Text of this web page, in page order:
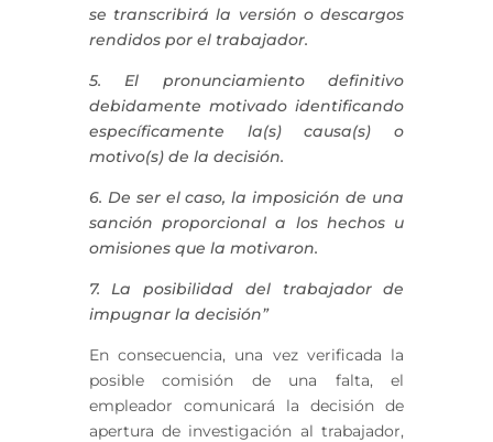
se transcribirá la versión o descargos
rendidos por el trabajador.
5. El pronunciamiento definitivo
debidamente motivado identificando
específicamente la(s) causa(s) o
motivo(s) de la decisión.
6. De ser el caso, la imposición de una
sanción proporcional a los hechos u
omisiones que la motivaron.
7. La posibilidad del trabajador de
impugnar la decisión”
En consecuencia, una vez verificada la
posible comisión de una falta, el
empleador comunicará la decisión de
apertura de investigación al trabajador,